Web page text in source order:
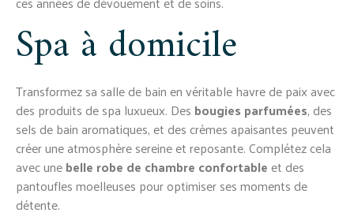
Spa à domicile
Transformez sa salle de bain en véritable havre de paix avec
des produits de spa luxueux. Des bougies parfumées, des
sels de bain aromatiques, et des crèmes apaisantes peuvent
créer une atmosphère sereine et reposante. Complétez cela
avec unebelle robe de chambre confortable et des
pantoufles moelleuses pour optimiser ses moments de
détente.